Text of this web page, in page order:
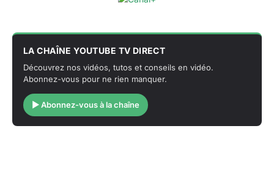
LA CHAÎNE YOUTUBE TV DIRECT
Découvrez nos vidéos, tutos et conseils en vidéo.
Abonnez-vous pour ne rien manquer.
▶ Abonnez-vous à la chaîne